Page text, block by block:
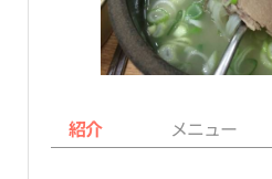
紹介 メニュー